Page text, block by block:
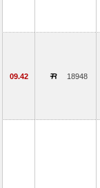
09.42 18948